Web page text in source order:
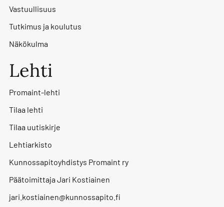
Vastuullisuus
Tutkimus ja koulutus
Näkökulma
Lehti
Promaint-lehti
Tilaa lehti
Tilaa uutiskirje
Lehtiarkisto
Kunnossapitoyhdistys Promaint ry
Päätoimittaja Jari Kostiainen
jari.kostiainen@kunnossapito.fi